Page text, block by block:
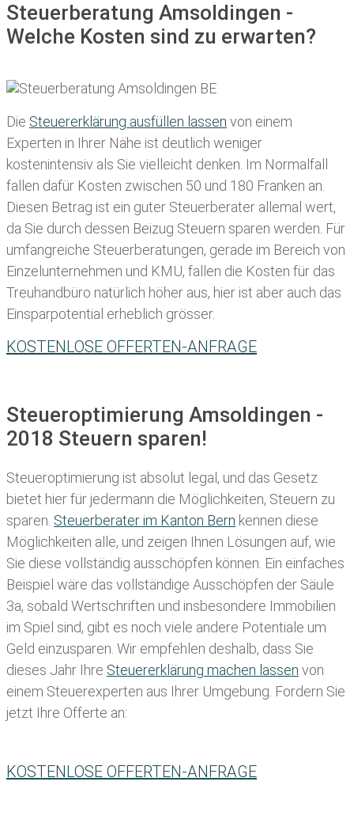
Steuerberatung Amsoldingen -
Welche Kosten sind zu erwarten?
Die Steuererklärung ausfüllen lassen von einem
Experten in Ihrer Nähe ist deutlich weniger
kostenintensiv als Sie vielleicht denken. Im Normalfall
fallen dafür Kosten zwischen 50 und 180 Franken an.
Diesen Betrag ist ein guter Steuerberater allemal wert,
da Sie durch dessen Beizug Steuern sparen werden. Für
umfangreiche Steuerberatungen, gerade im Bereich von
Einzelunternehmen und KMU, fallen die Kosten für das
Treuhandbüro natürlich höher aus, hier ist aber auch das
Einsparpotential erheblich grösser.
KOSTENLOSE OFFERTEN-ANFRAGE
Steueroptimierung Amsoldingen -
2018 Steuern sparen!
Steueroptimierung ist absolut legal, und das Gesetz
bietet hier für jedermann die Möglichkeiten, Steuern zu
sparen. Steuerberater im K anton Bern kennen diese
Möglichkeiten alle, und zeigen Ihnen Lösungen auf, wie
Sie diese vollständig ausschöpfen können. Ein einfaches
Beispiel wäre das vollständige Ausschöpfen der Säule
3a, sobald Wertschriften und insbesondere Immobilien
im Spiel sind, gibt es noch viele andere Potentiale um
Geld einzusparen. Wir empfehlen deshalb, dass Sie
dieses Jahr Ihre Steuererklärung machen lassen von
einem Steuerexperten aus Ihrer Umgebung. Fordern Sie
jetzt Ihre Offerte an:
KOSTENLOSE OFFERTEN-ANFRAGE